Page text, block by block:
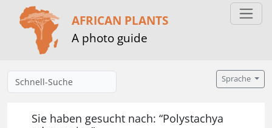
AFRICAN PLANTS
A photo guide
Sprache
Sie haben gesucht nach: “Polystachya